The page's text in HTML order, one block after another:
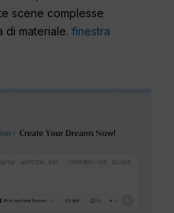
scene complesse
di materiale.finestra